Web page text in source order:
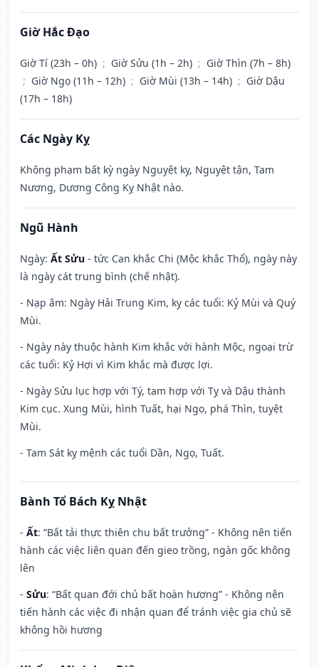
Giờ Hắc Đạo
Giờ Tí (23h – 0h) ; Giờ Sửu (1h – 2h) ; Giờ Thìn (7h – 8h)
; Giờ Ngọ (11h – 12h) ; Giờ Mùi (13h – 14h) ; Giờ Dậu
(17h – 18h)
Các Ngày Kỵ
Không phạm bất kỳ ngày Nguyệt kỵ, Nguyệt tận, Tam
Nương, Dương Công Kỵ Nhật nào.
Ngũ Hành
Ngày: Ất Sửu - tức Can khắc Chi (Mộc khắc Thổ), ngày này
là ngày cát trung bình (chế nhật).
- Nạp âm: Ngày Hải Trung Kim, kỵ các tuổi: Kỷ Mùi và Quý
Mùi.
- Ngày này thuộc hành Kim khắc với hành Mộc, ngoại trừ
các tuổi: Kỷ Hợi vì Kim khắc mà được lợi.
- Ngày Sửu lục hợp với Tý, tam hợp với Tỵ và Dậu thành
Kim cục. Xung Mùi, hình Tuất, hại Ngọ, phá Thìn, tuyệt
Mùi.
- Tam Sát kỵ mệnh các tuổi Dần, Ngọ, Tuất.
Bành Tổ Bách Kỵ Nhật
- Ất: “Bất tải thực thiên chu bất trưởng” - Không nên tiến
hành các việc liên quan đến gieo trồng, ngàn gốc không
lên
- Sửu: “Bất quan đới chủ bất hoàn hương” - Không nên
tiến hành các việc đi nhận quan để tránh việc gia chủ sẽ
không hồi hương